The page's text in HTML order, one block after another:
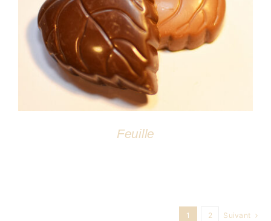
DÉTAILS
Feuille
1 2 Suivant